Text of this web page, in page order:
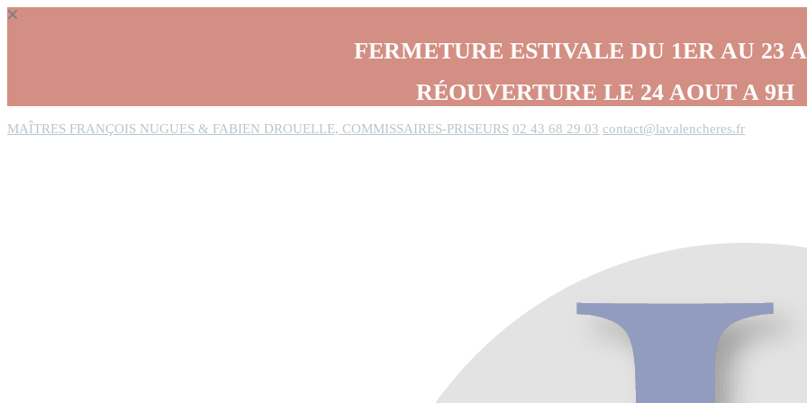
FERMETURE ESTIVALE DU 1ER AU 23
RÉOUVERTURE LE 24 AOUT A 9H
MAÎTRES FRANÇOIS NUGUES & FABIEN DROUELLE, COMMISSAIRES-PRISEURS 02 43 68 29 03 contact@lavalencheres.fr
Panneau de gestion des cookies